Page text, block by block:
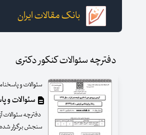
بانک مقالات ایران
دفترچه سئوالات کنکور دکتری
سئوالات و
سئوالات و
سنجش برگزار شده است دارای 80